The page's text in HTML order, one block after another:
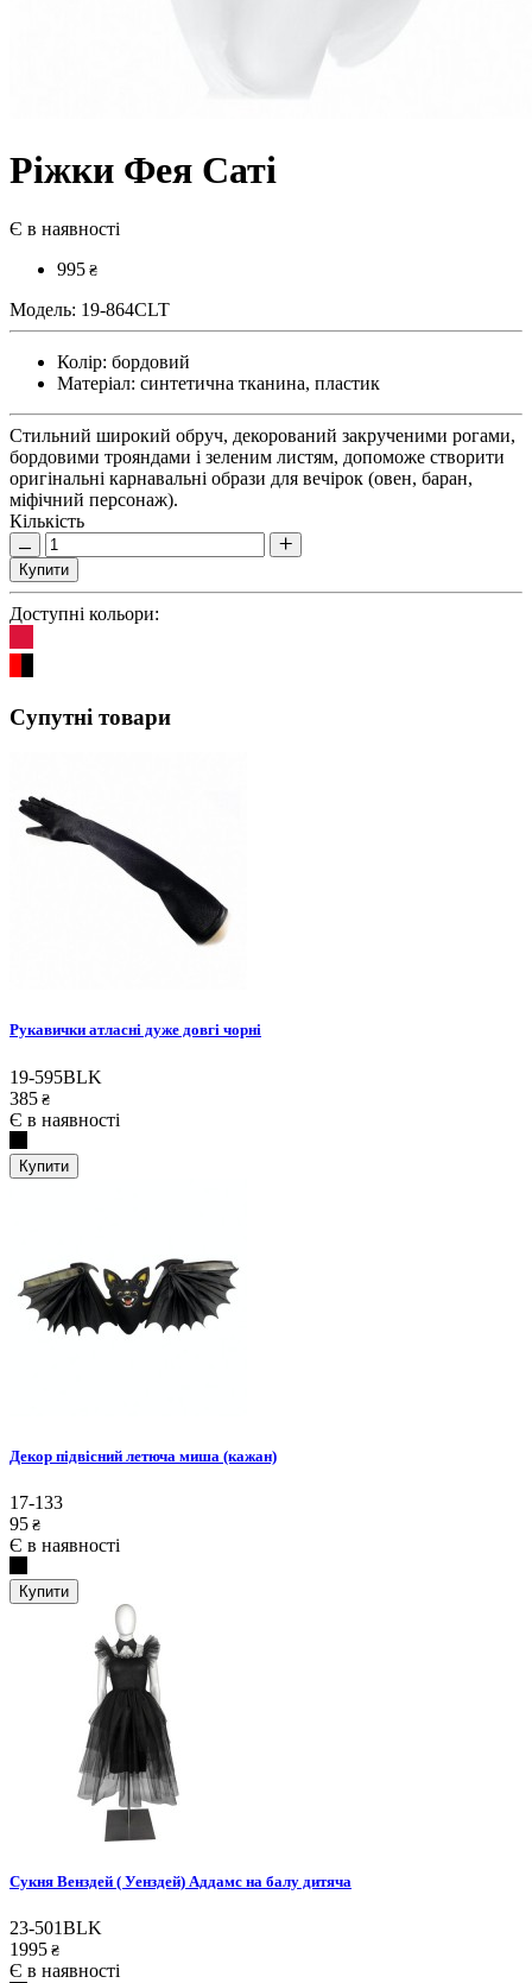
Ріжки Фея Саті
Є в наявності
995 ₴
Модель: 19-864CLT
Колір: бордовий
Матеріал: синтетична тканина, пластик
Стильний широкий обруч, декорований закрученими рогами,
бордовими трояндами і зеленим листям, допоможе створити
оригінальні карнавальні образи для вечірок (овен, баран,
міфічний персонаж).
Кількість
Купити
Доступні кольори:
Супутні товари
Рукавички атласні дуже довгі чорні
19-595BLK
385 ₴
Є в наявності
Купити
Декор підвісний летюча миша (кажан)
17-133
95 ₴
Є в наявності
Купити
Сукня Венздей ( Уенздей) Аддамс на балу дитяча
23-501BLK
1995 ₴
Є в наявності